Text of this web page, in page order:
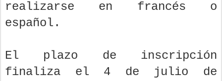
realizarse en francés o
español.
El plazo de inscripción
finaliza el 4 de julio de